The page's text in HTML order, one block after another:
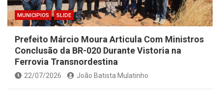
MUNICIPIOS SLIDE
Prefeito Márcio Moura Articula Com Ministros
Conclusão da BR-020 Durante Vistoria na
Ferrovia Transnordestina
22/07/2026 João Batista Mulatinho